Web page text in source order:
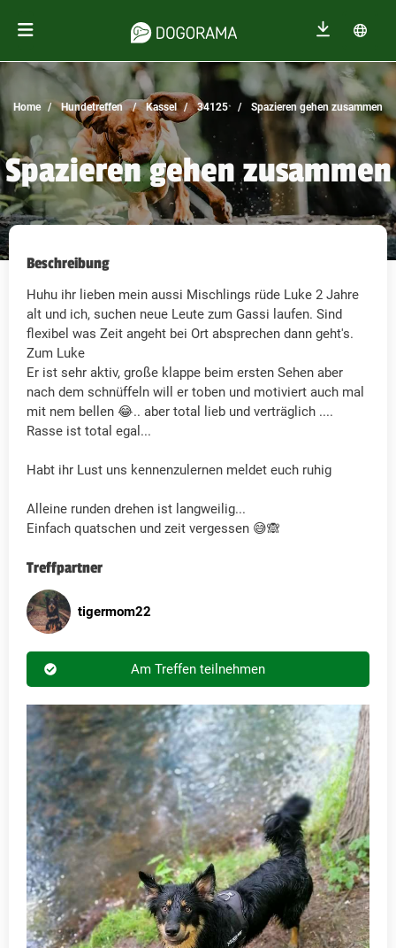
Home Hundetreffen Kassel 34125 Spazieren gehen zusammen
Spazieren gehen zusammen
Beschreibung
Huhu ihr lieben mein aussi Mischlings rüde Luke 2 Jahre
alt und ich, suchen neue Leute zum Gassi laufen. Sind
flexibel was Zeit angeht bei Ort absprechen dann geht's.
Zum Luke
Er ist sehr aktiv, große klappe beim ersten Sehen aber
nach dem schnüffeln will er toben und motiviert auch mal
mit nem bellen 😂.. aber total lieb und verträglich ....
Rasse ist total egal...
Habt ihr Lust uns kennenzulernen meldet euch ruhig
Alleine runden drehen ist langweilig...
Einfach quatschen und zeit vergessen 😅🙈
Treffpartner
tigermom22
Am Treffen teilnehmen